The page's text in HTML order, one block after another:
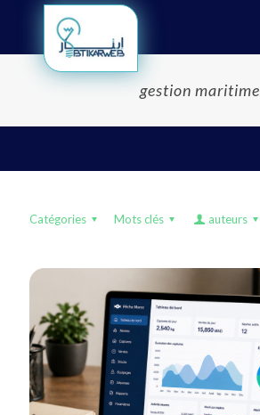
gestion maritime
Catégories Mots clés auteurs